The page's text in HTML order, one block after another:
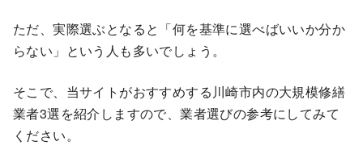
ただ、実際選ぶとなると「何を基準に選べばいいか分か
らない」という人も多いでしょう。
そこで、当サイトがおすすめする川崎市内の大規模修繕
業者3選を紹介しますので、業者選びの参考にしてみて
ください。